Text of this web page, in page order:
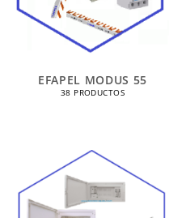
EFAPEL MODUS 55
38 PRODUCTOS